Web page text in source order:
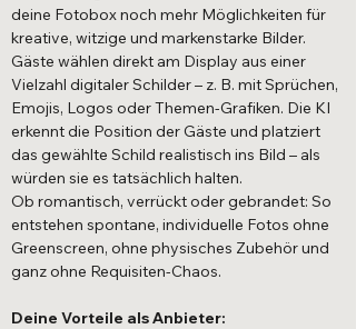
deine Fotobox noch mehr Möglichkeiten für
kreative, witzige und markenstarke Bilder.
Gäste wählen direkt am Display aus einer
Vielzahl digitaler Schilder – z. B. mit Sprüchen,
Emojis, Logos oder Themen-Grafiken. Die KI
erkennt die Position der Gäste und platziert
das gewählte Schild realistisch ins Bild – als
würden sie es tatsächlich halten.
Ob romantisch, verrückt oder gebrandet: So
entstehen spontane, individuelle Fotos ohne
Greenscreen, ohne physisches Zubehör und
ganz ohne Requisiten-Chaos.
Deine Vorteile als Anbieter: